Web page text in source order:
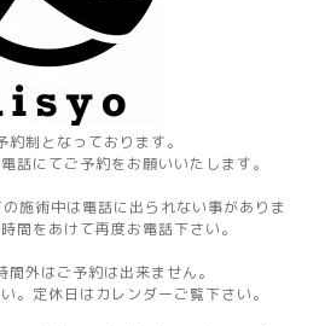
約制となっております。
話にてご予約をお願いいたします。
施術中は電話に出られない事がありま
間をあけて再度お電話下さい。
外はご予約は出来ません。
。定休日はカレンダーご覧下さい。